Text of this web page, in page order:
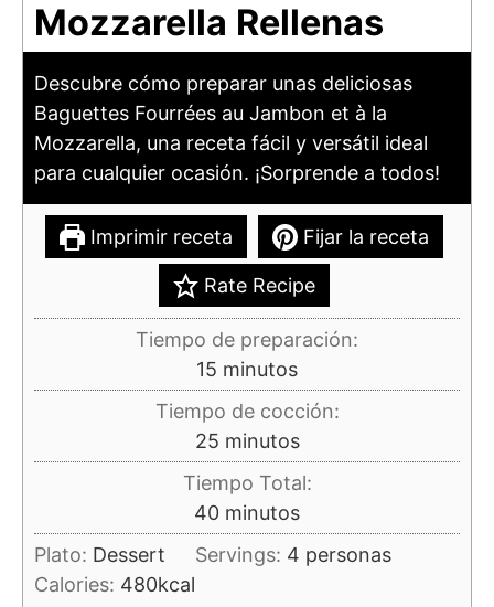
Mozzarella Rellenas
Descubre cómo preparar unas deliciosas
Baguettes Fourrées au Jambon et à la
Mozzarella, una receta fácil y versátil ideal
para cualquier ocasión. ¡Sorprende a todos!
Imprimir receta Fijar la receta
Rate Recipe
Tiempo de preparación:
15 minutos
minutos
Tiempo de cocción:
25minutos
minutos
Tiempo Total:
40minutos
minutos
Plato: Dessert Servings: 4 personas
Calories: 480kcal